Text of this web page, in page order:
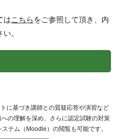
はこちら をご参照して頂き、内
。
に基づき講師との質疑応答や演習など
の理解を深め、さらに認定試験の対策
テム（Moodle）の閲覧も可能です。